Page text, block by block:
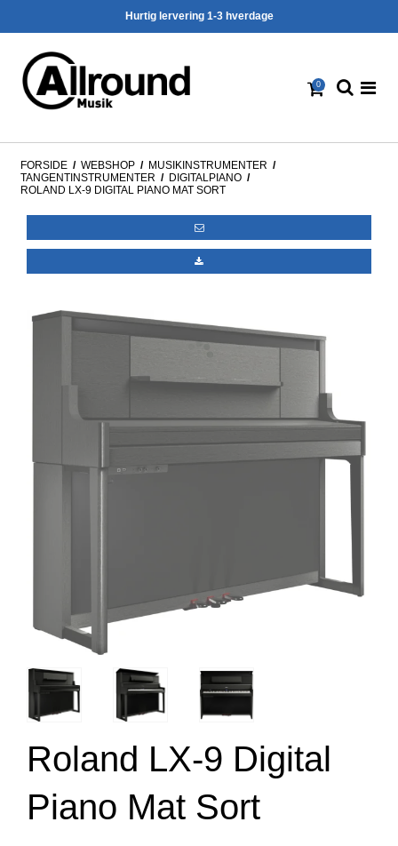
Hurtig lervering 1-3 hverdage
0
FORSIDE / WEBSHOP / MUSIKINSTRUMENTER /
TANGENTINSTRUMENTER / DIGITALPIANO /
ROLAND LX-9 DIGITAL PIANO MAT SORT
Roland LX-9 Digital
Piano Mat Sort